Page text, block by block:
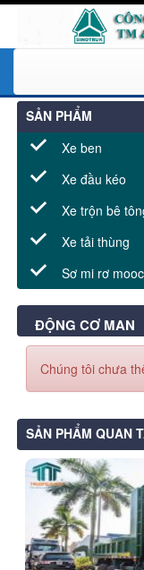
SẢN PHẨM
Xe ben
Xe đầu kéo
Xe trộn bê
Xe tải thùng
Sơ mi rơ mooc
ĐỘNG CƠ MAN
Chúng tôi chưa
SẢN PHẨM QUAN